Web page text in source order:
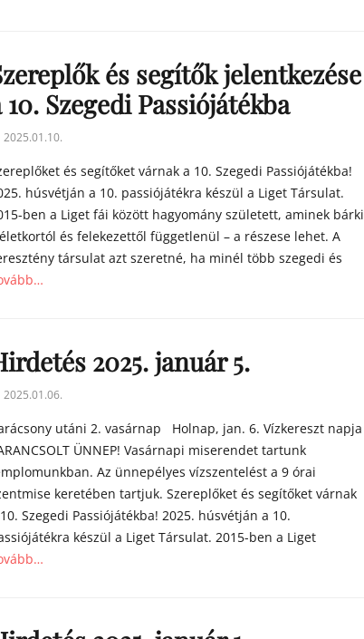
és segítők jelentkezése
10. Szegedi Passiójátékba
2025.01.10.
és segítőket várnak a 10. Szegedi Passiójátékba!
húsvétján a 10. passiójátékra készül a Liget Társulat.
ben a Liget fái között hagyomány született, aminek bárki
és felekezettől függetlenül – a részese lehet. A
társulat azt szeretné, ha minél több szegedi és
2025. január 5.
2025.01.06.
utáni 2. vasárnap Holnap, jan. 6. Vízkereszt napja
ÜNNEP! Vasárnapi miserendet tartunk
Az ünnepélyes vízszentelést a 9 órai
keretében tartjuk. Szereplőket és segítőket várnak
Szegedi Passiójátékba! 2025. húsvétján a 10.
készül a Liget Társulat. 2015-ben a Liget